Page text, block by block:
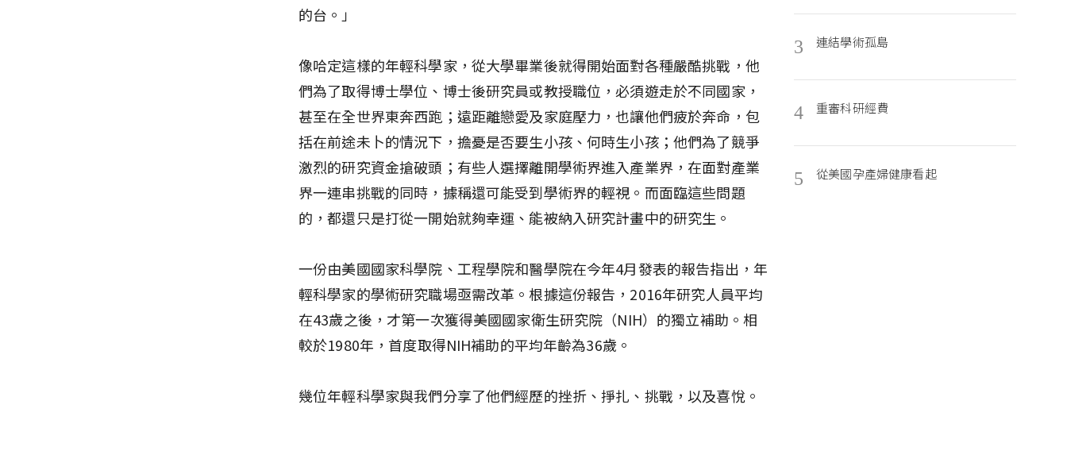
的台。」
像哈定這樣的年輕科學家，從大學畢業後就得開始面對各種嚴酷挑戰，他
們為了取得博士學位、博士後研究員或教授職位，必須遊走於不同國家，
甚至在全世界東奔西跑；遠距離戀愛及家庭壓力，也讓他們疲於奔命，包
括在前途未卜的情況下，擔憂是否要生小孩、何時生小孩；他們為了競爭
激烈的研究資金搶破頭；有些人選擇離開學術界進入產業界，在面對產業
界一連串挑戰的同時，據稱還可能受到學術界的輕視。而面臨這些問題
的，都還只是打從一開始就夠幸運、能被納入研究計畫中的研究生。
一份由美國國家科學院、工程學院和醫學院在今年4月發表的報告指出，年
輕科學家的學術研究職場亟需改革。根據這份報告，2016年研究人員平均
在43歲之後，才第一次獲得美國國家衛生研究院（NIH）的獨立補助。相
較於1980年，首度取得NIH補助的平均年齡為36歲。
幾位年輕科學家與我們分享了他們經歷的挫折、掙扎、挑戰，以及喜悅。
3 連結學術孤島
4 重審科研經費
5 從美國孕產婦健康看起